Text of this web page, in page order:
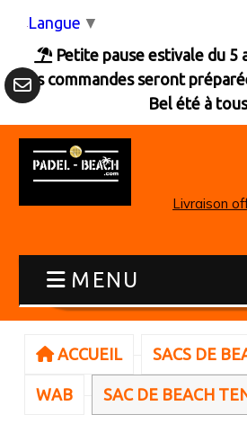
 Petite pause estivale du 5
Les commandes seront
Bel été à
Livraison
MENU
ACCUEIL SACS DE
WAB SAC DE BEACH
Langue ▼